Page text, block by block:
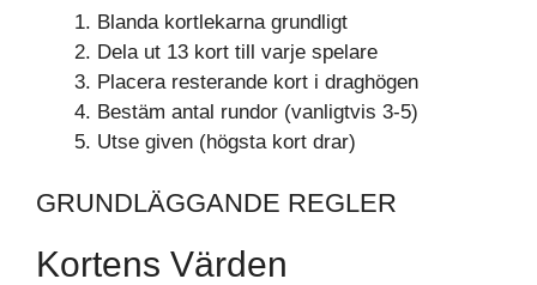
Blanda kortlekarna grundligt
Dela ut 13 kort till varje spelare
Placera resterande kort i draghögen
Bestäm antal rundor (vanligtvis 3-5)
Utse given (högsta kort drar)
GRUNDLÄGGANDE REGLER
Kortens Värden